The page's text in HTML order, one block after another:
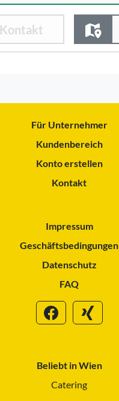
Kontakt
Für Unternehmer
Kundenbereich
Konto erstellen
Kontakt
Impressum
Geschäftsbedingungen
Datenschutz
FAQ
Beliebt in Wien
Catering